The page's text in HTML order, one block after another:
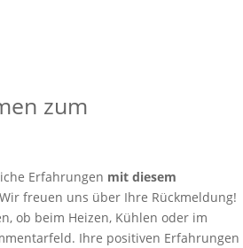
zum
Erfahrungen mit diesem
freuen uns über Ihre Rückmeldung!
ob beim Heizen, Kühlen oder im
Ihre positiven Erfahrungen